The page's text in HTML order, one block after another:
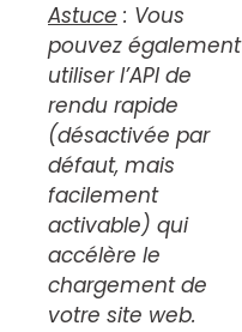
Astuce : Vous
pouvez également
utiliser l’API de
rendu rapide
(désactivée par
défaut, mais
facilement
activable) qui
accélère le
chargement de
votre site web.